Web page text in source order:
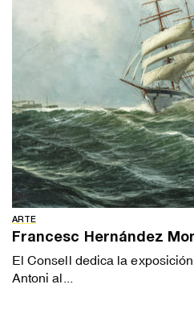
ARTE
Francesc Hernández
El Consell dedica la
Antoni al...